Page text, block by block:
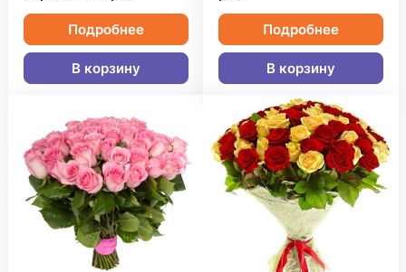
Подробнее
В корзину
Подробнее
В корзину